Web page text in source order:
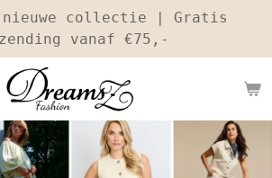
nieuwe collectie | Gratis
vanaf €75,-